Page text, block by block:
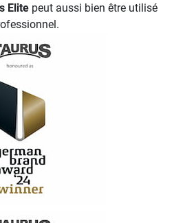
Elite peut aussi bien être utilisé